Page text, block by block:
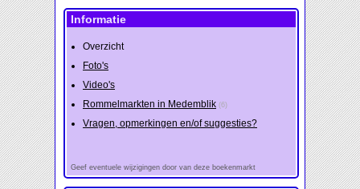
Informatie
Overzicht
Foto's
Video's
Rommelmarkten in Medemblik (6)
Vragen, opmerkingen en/of suggesties?
Geef eventuele wijzigingen door van deze boekenmarkt